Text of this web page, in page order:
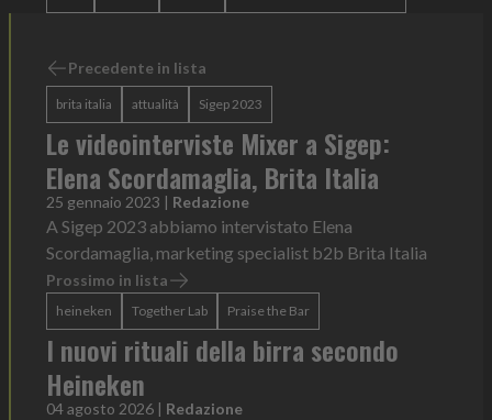
Precedente in lista
brita italia attualità Sigep 2023
Le videointerviste Mixer a Sigep:
Elena Scordamaglia, Brita Italia
25 gennaio 2023 | Redazione
A Sigep 2023 abbiamo intervistato Elena
Scordamaglia, marketing specialist b2b Brita Italia
Prossimo in lista
heineken Together Lab Praise the Bar
I nuovi rituali della birra secondo
Heineken
04 agosto 2026 | Redazione